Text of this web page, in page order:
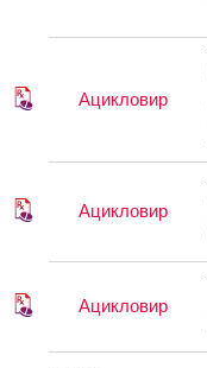
Ацикловир
Ацикловир
Ацикловир